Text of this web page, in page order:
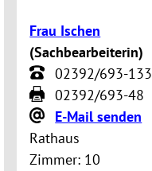
Frau Ischen
(Sachbearbeiterin)
02392/693-133
02392/693-48
E-Mail senden
Rathaus
Zimmer: 10